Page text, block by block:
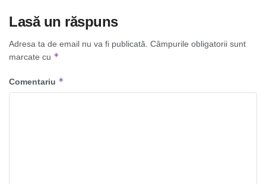
Lasă un răspuns
Adresa ta de email nu va fi publicată. Câmpurile obligatorii sunt
marcate cu *
Comentariu *